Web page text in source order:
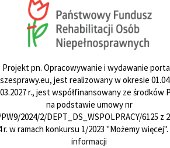
Projekt pn. Opracowywanie i wydawanie
jest realizowany w okresie
r., jest współfinansowany ze środków
na podstawie umowy nr
2024/2/DEPT_DS_WSPOLPRACY/6125 z
r. w ramach konkursu 1/2023 "Możemy więcej".
informacji